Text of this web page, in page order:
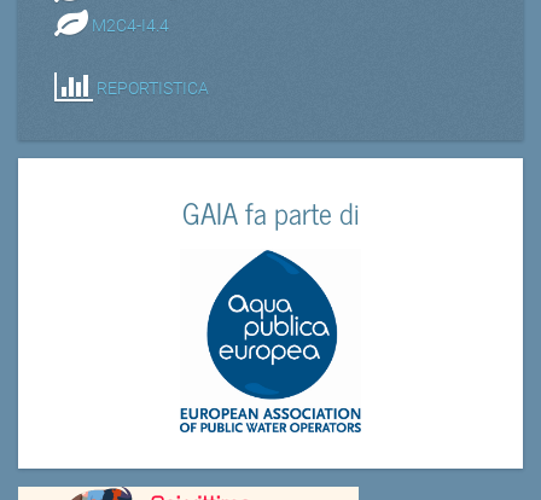
M2C4-I4.4
REPORTISTICA
GAIA fa parte di